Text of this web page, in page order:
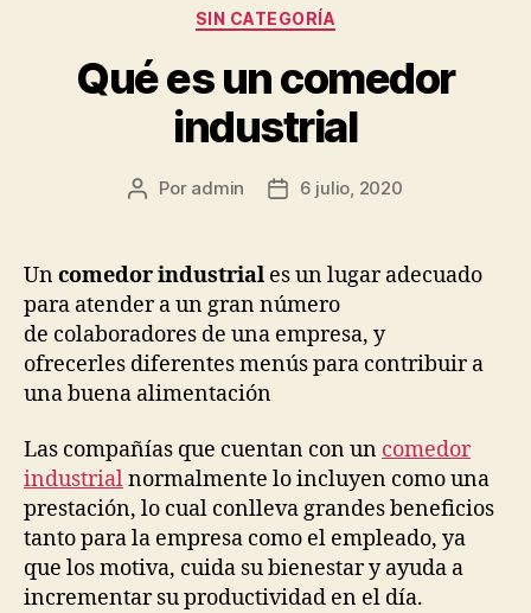
Categorías
SIN CATEGORÍA
Qué es un comedor
industrial
Autor
publicación
Por admin
Fecha
publicación
6 julio, 2020
Uncomedor industrial es un lugar adecuado
para atender a un gran número
de colaboradores de una empresa, y
ofrecerles diferentes menús para contribuir a
una buena alimentación
Las compañías que cuentan con un comedor
industrialnormalmente lo incluyen como una
prestación, lo cual conlleva grandes beneficios
tanto para la empresa como el empleado, ya
que los motiva, cuida su bienestar y ayuda a
incrementar su productividad en el día.